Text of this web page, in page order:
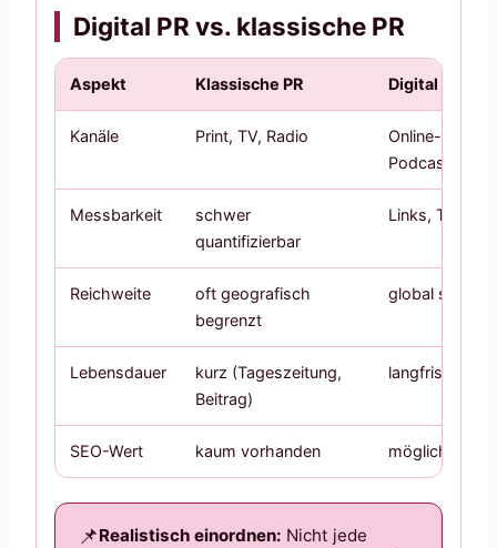
Digital PR vs. klassische PR
Aspekt Klassische PR Digital PR
Kanäle Print, TV, Radio
Online-
Podcasts
Messbarkeit
schwer
quantifizierbar
Links, Traffic,
Reichweite
oft geografisch
begrenzt
global
Lebensdauer
kurz (Tageszeitung,
Beitrag)
langfristig
SEO-Wert kaum vorhanden möglich
Realistisch einordnen: Nicht jede